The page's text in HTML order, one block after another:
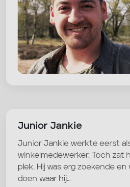
Junior Jankie
Junior Jankie werkte eerst
winkelmedewerker. Toch zat
plek. Hij was erg zoekende
doen waar hij…